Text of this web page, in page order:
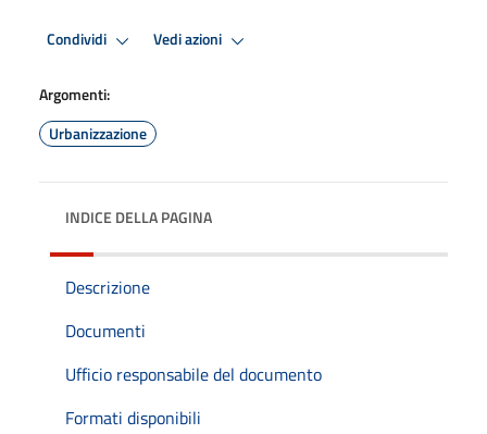
Condividi Vedi azioni
Argomenti:
Urbanizzazione
INDICE DELLA PAGINA
Descrizione
Documenti
Ufficio responsabile del documento
Formati disponibili